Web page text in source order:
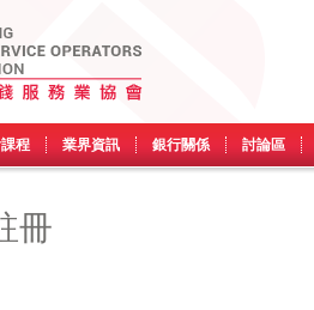
程 業界資訊 銀行關係 討論區
冊